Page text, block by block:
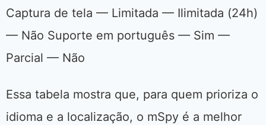
Captura de tela — Limitada — Ilimitada (24h)
— Não Suporte em português — Sim —
Parcial — Não
Essa tabela mostra que, para quem prioriza o
idioma e a localização, o mSpy é a melhor